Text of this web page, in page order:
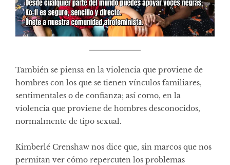
También se piensa en la violencia que proviene de
hombres con los que se tienen vínculos familiares,
sentimentales o de confianza; así como, en la
violencia que proviene de hombres desconocidos,
normalmente de tipo sexual.
Kimberlé Crenshaw nos dice que, sin marcos que nos
permitan ver cómo repercuten los problemas